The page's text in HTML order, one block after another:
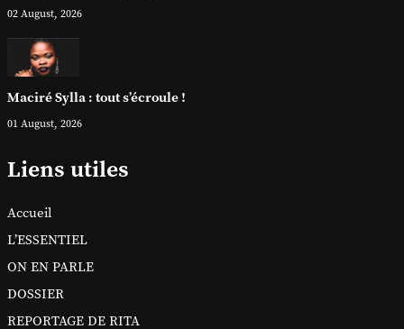
02 August, 2026
Maciré Sylla : tout s’écroule !
01 August, 2026
Liens utiles
Accueil
L’ESSENTIEL
ON EN PARLE
DOSSIER
REPORTAGE DE RITA